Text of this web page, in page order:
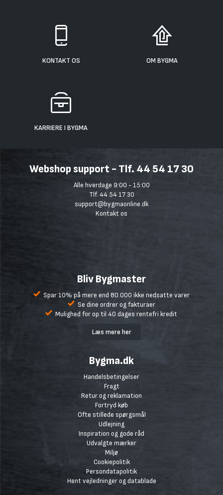
KONTAKT OS OM BYGMA
KARRIERE I BYGMA
Webshop support - Tlf. 44 54 17 30
Alle hverdage 9:00 - 15:00
Tlf. 44 54 17 30
support@bygmaonline.dk
Kontakt os
Bliv Bygmaster
Spar 10% på mere end 80.000 ikke nedsatte varer
Se dine ordrer og fakturaer
Mulighed for op til 40 dages rentefri kredit
Læs mere her
Bygma.dk
Handelsbetingelser
Fragt
Retur og reklamation
Fortryd køb
Ofte stillede spørgsmål
Udlejning
Inspiration og gode råd
Udvalgte mærker
Miljø
Cookiepolitik
Persondatapolitik
Hent vejledninger og datablade